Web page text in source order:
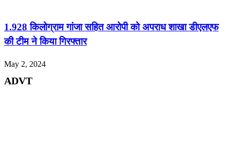
1.928 किलोग्राम गांजा सहित आरोपी को अपराध शाखा डीएलएफ
की टीम ने किया गिरफ्तार
May 2, 2024
ADVT